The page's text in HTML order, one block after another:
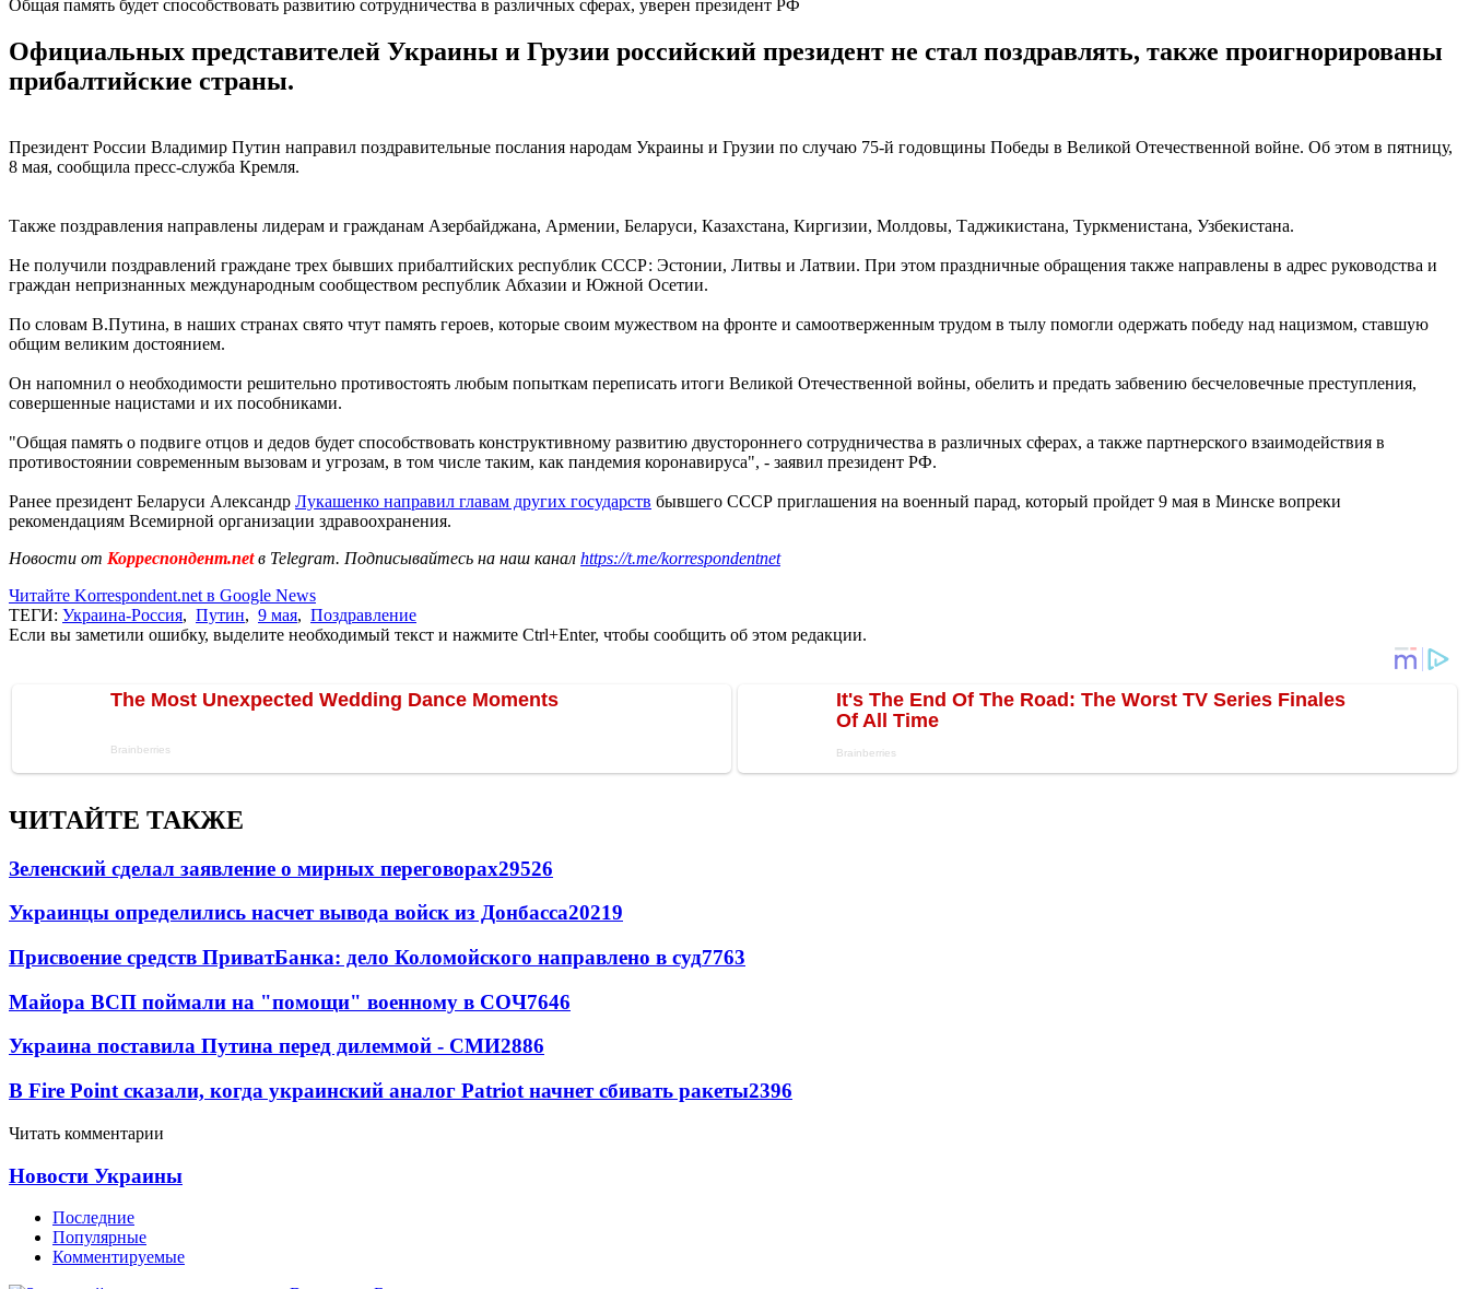
Общая память будет способствовать развитию сотрудничества в различных сферах, уверен президент РФ
Официальных представителей Украины и Грузии российский президент не стал поздравлять, также проигнорированы
прибалтийские страны.
Президент России Владимир Путин направил поздравительные послания народам Украины и Грузии по случаю 75-й годовщины Победы в Великой Отечественной войне. Об этом в пятницу,
8 мая, сообщила пресс-служба Кремля.
Также поздравления направлены лидерам и гражданам Азербайджана, Армении, Беларуси, Казахстана, Киргизии, Молдовы, Таджикистана, Туркменистана, Узбекистана.
Не получили поздравлений граждане трех бывших прибалтийских республик СССР: Эстонии, Литвы и Латвии. При этом праздничные обращения также направлены в адрес руководства и
граждан непризнанных международным сообществом республик Абхазии и Южной Осетии.
По словам В.Путина, в наших странах свято чтут память героев, которые своим мужеством на фронте и самоотверженным трудом в тылу помогли одержать победу над нацизмом, ставшую
общим великим достоянием.
Он напомнил о необходимости решительно противостоять любым попыткам переписать итоги Великой Отечественной войны, обелить и предать забвению бесчеловечные преступления,
совершенные нацистами и их пособниками.
"Общая память о подвиге отцов и дедов будет способствовать конструктивному развитию двустороннего сотрудничества в различных сферах, а также партнерского взаимодействия в
противостоянии современным вызовам и угрозам, в том числе таким, как пандемия коронавируса", - заявил президент РФ.
Ранее президент Беларуси Александр Лукашенко направил главам других государств бывшего СССР приглашения на военный парад, который пройдет 9 мая в Минске вопреки
рекомендациям Всемирной организации здравоохранения.
Новости от Корреспондент.netв Telegram. Подписывайтесь на наш канал https://t.me/korrespondentnet
Читайте Korrespondent.net в Google News
ТЕГИ: Украина-Россия, Путин, 9 мая, Поздравление
Если вы заметили ошибку, выделите необходимый текст и нажмите Ctrl+Enter, чтобы сообщить об этом редакции.
ЧИТАЙТЕ ТАКЖЕ
Зеленский сделал заявление о мирных переговорах29526
Украинцы определились насчет вывода войск из Донбасса20219
Присвоение средств ПриватБанка: дело Коломойского направлено в суд7763
Майора ВСП поймали на "помощи" военному в СОЧ7646
Украина поставила Путина перед дилеммой - СМИ2886
В Fire Point сказали, когда украинский аналог Patriot начнет сбивать ракеты2396
Читать комментарии
Новости Украины
Последние
Популярные
Комментируемые